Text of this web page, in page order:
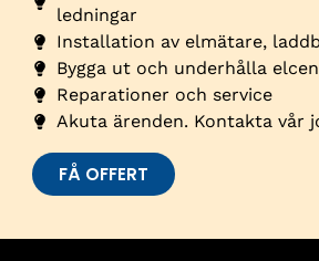
ledningar
Installation av elmätare,
Bygga ut och underhålla
Reparationer och service
Akuta ärenden. Kontakta vår
FÅ OFFERT